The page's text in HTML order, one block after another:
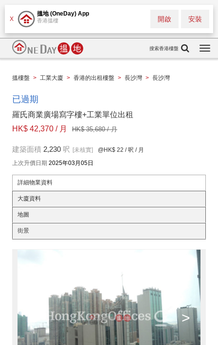
X
搵地 (OneDay) App
香港搵樓 安裝
開啟
搜索香港樓盤
搵樓盤 > 工業大廈 > 香港的出租樓盤 > 長沙灣 > 長沙灣
已過期
羅氏商業廣場寫字樓+工業單位出租
HK$ 42,370 / 月
HK$ 35,680 / 月
建築面積 2,230 呎 [未核實] @HK$ 22 / 呎 / 月
上次升價日期 2025年03月05日
詳細物業資料
大廈資料
地圖
街景
>